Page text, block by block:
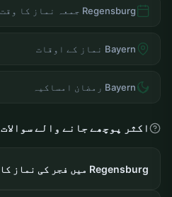
Regensburg جمعہ نماز کا وقت
Bayern نماز کے اوقات
Bayern رمضان امساکیہ
اکثر پوچھے جانے والے سوالات
Regensburg میں فجر کی نماز کا وقت کیا ہے؟